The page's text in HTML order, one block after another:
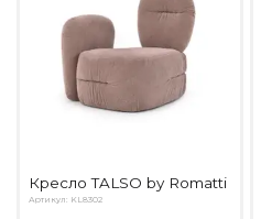
Кресло TALSO by Romatti
Артикул: KL8302